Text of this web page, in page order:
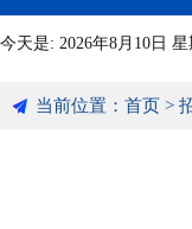
今天是: 2026年8月10日
当前位置： 首页 >